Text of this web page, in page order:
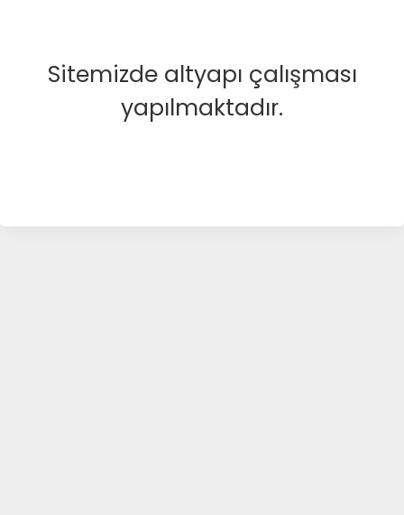
Sitemizde altyapı çalışması
yapılmaktadır.